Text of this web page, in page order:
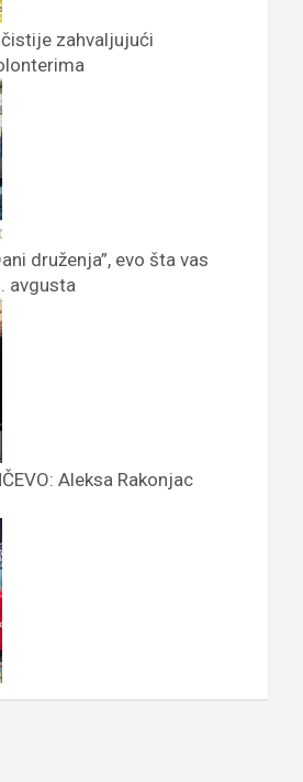
čistije zahvaljujući
druženja”, evo šta vas
avgusta
Aleksa Rakonjac